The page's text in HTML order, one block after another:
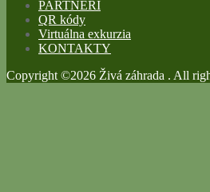
PARTNERI
QR kódy
Virtuálna exkurzia
KONTAKTY
Copyright ©2026 Živá záhrada . All